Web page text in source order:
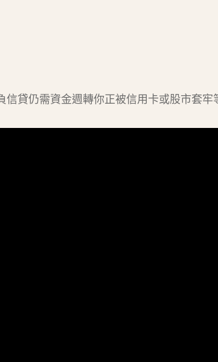
信貸仍需資金週轉你正被信用卡或股市套